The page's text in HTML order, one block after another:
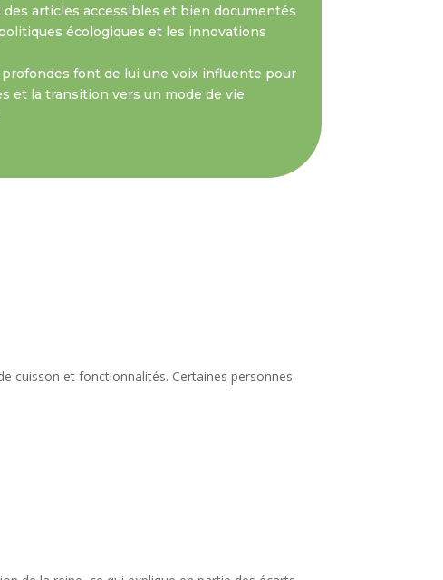
articles accessibles et bien documentés
écologiques et les innovations
font de lui une voix influente pour
et la transition vers un mode de vie
cuisson et fonctionnalités. Certaines personnes